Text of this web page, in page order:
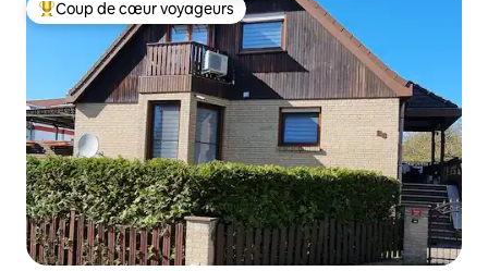
Coups de cœur voyageurs les plus appréciés
Coup de cœur voyageurs